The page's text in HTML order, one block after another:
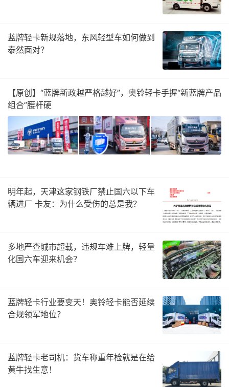
蓝牌轻卡新规落地，东风轻型车如何做到
泰然面对？
【原创】“蓝牌新政越严格越好”，奥铃轻卡手握“新蓝牌产品
组合”腰杆硬
明年起，天津这家钢铁厂禁止国六以下车
辆进厂 卡友：为什么受伤的总是我？
多地严查城市超载，违规车难上牌，轻量
化国六车迎来机会？
蓝牌轻卡行业要变天！奥铃轻卡能否延续
合规领军地位？
蓝牌轻卡老司机：货车称重年检就是在给
黄牛找生意！